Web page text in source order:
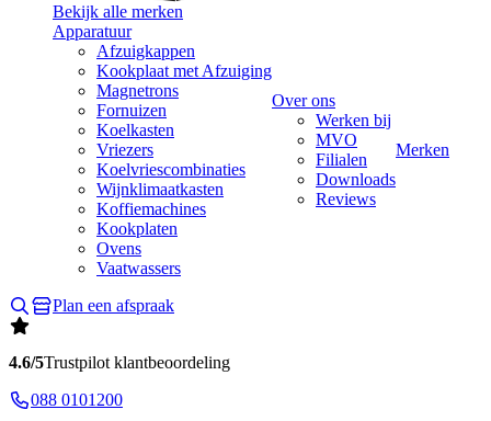
Bekijk alle merken
Apparatuur
Afzuigkappen
Kookplaat met Afzuiging
Magnetrons
Fornuizen
Koelkasten
Vriezers
Koelvriescombinaties
Wijnklimaatkasten
Koffiemachines
Kookplaten
Ovens
Vaatwassers
Over ons
Werken bij
MVO
Filialen
Downloads
Reviews
Merken
Plan een afspraak
4.6/5Trustpilot klantbeoordeling
088 0101200